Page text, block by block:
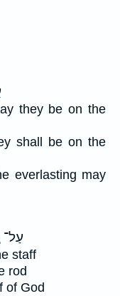
they be on the
shall be on the
everlasting may
staff
rod
of God